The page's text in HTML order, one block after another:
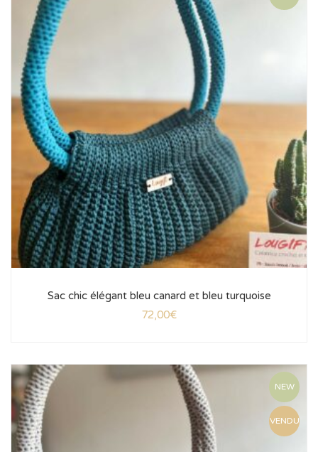
Sac chic élégant bleu canard et bleu turquoise
72,00€
NEW
VENDU